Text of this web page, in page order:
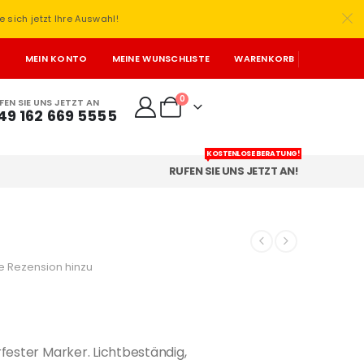
sich jetzt Ihre Auswahl!
MEIN KONTO MEINE WUNSCHLISTE WARENKORB
SIE UNS JETZT AN
162 669 5555
0
RUFEN SIE UNS JETZT AN!
KOSTENLOSE BERATUNG!
Rezension hinzu
Marker. Lichtbeständig,